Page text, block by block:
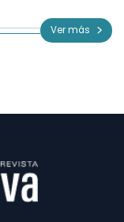
Ver más